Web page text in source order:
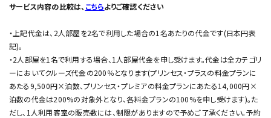
サービス内容の比較は、 こちらよりご確認ください
・上記代⾦は、2⼈部屋を2名で利⽤した場合の1名あたりの代⾦です(⽇本円表
記)。
・2⼈部屋を1名で利⽤する場合、1⼈部屋代⾦を申し受けます。代⾦は全カテゴリ
ーにおいてクルーズ代⾦の200％となります(プリンセス・プラスの料⾦プランに
あたる9,500円×泊数、プリンセス・プレミアの料⾦プランにあたる14,000円×
泊数の代⾦は200%の対象外となり、各料⾦プランの100%を申し受けます)。た
だし、1⼈利⽤客室の販売数には、制限がありますので予めご了承ください。予約